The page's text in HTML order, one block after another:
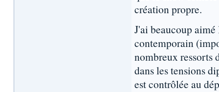
création propre.
J'ai beaucoup
contemporain
nombreux ressorts
dans les tensions
est contrôlée au